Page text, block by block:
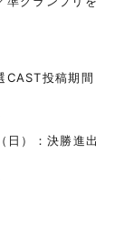
CAST投稿期間
日）：決勝進出